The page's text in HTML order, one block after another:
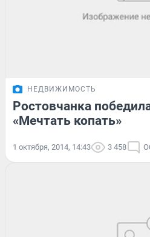
НЕДВИЖИМОСТЬ
Ростовчанка
«Мечтать копать»
1 октября, 2014, 14:43 3 458